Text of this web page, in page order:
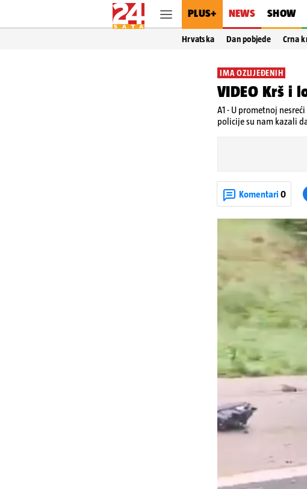
PLUS+ NEWS SHOW
Hrvatska Dan pobjede Crna
IMA OZLIJEĐENIH
VIDEO Krš i
A1 - U prometnoj
policije su nam kazali
Komentari 0